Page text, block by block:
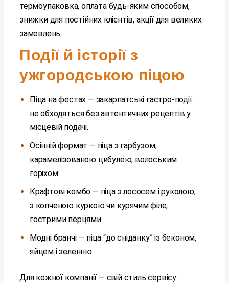
термоупаковка, оплата будь-яким способом,
знижки для постійних клієнтів, акції для великих
замовлень.
Події й історії з
ужгородською піцою
Піца на фестах — закарпатські гастро-події
не обходяться без автентичних рецептів у
місцевій подачі.
Осінній формат — піца з гарбузом,
карамелізованою цибулею, волоським
горіхом.
Крафтові комбо — піца з лососем і руколою,
з копченою куркою чи курячим філе,
гострими перцями.
Модні бранчі — піца “до сніданку” із беконом,
яйцем і зеленню.
Для кожної компанії — свій стиль сервісу: